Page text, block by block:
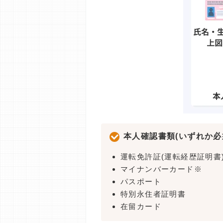
本人確認書類(いずれか
運転免許証(運転経歴証明
マイナンバーカード※
パスポート
特別永住者証明書
在留カード